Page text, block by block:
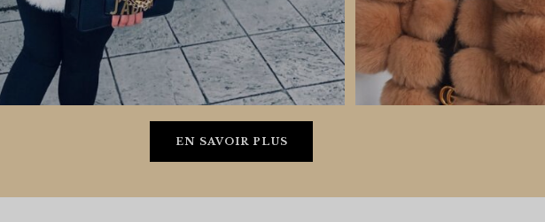
EN SAVOIR PLUS